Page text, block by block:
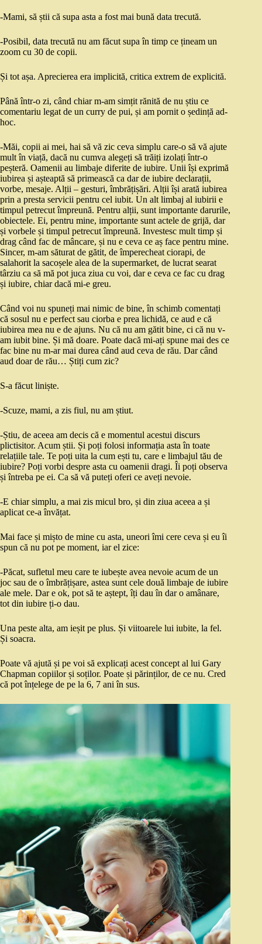
-Mami, să știi că supa asta a fost mai bună data trecută.
-Posibil, data trecută nu am făcut supa în timp ce țineam un
zoom cu 30 de copii.
Și tot așa. Aprecierea era implicită, critica extrem de explicită.
Până într-o zi, când chiar m-am simțit rănită de nu știu ce
comentariu legat de un curry de pui, și am pornit o ședință ad-
hoc.
-Măi, copii ai mei, hai să vă zic ceva simplu care-o să vă ajute
mult în viață, dacă nu cumva alegeți să trăiți izolați într-o
peșteră. Oamenii au limbaje diferite de iubire. Unii își exprimă
iubirea și așteaptă să primească ca dar de iubire declarații,
vorbe, mesaje. Alții – gesturi, îmbrățișări. Alții își arată iubirea
prin a presta servicii pentru cel iubit. Un alt limbaj al iubirii e
timpul petrecut împreună. Pentru alții, sunt importante darurile,
obiectele. Ei, pentru mine, importante sunt actele de grijă, dar
și vorbele și timpul petrecut împreună. Investesc mult timp și
drag când fac de mâncare, și nu e ceva ce aș face pentru mine.
Sincer, m-am săturat de gătit, de împerecheat ciorapi, de
salahorit la sacoșele alea de la supermarket, de lucrat searat
târziu ca să mă pot juca ziua cu voi, dar e ceva ce fac cu drag
și iubire, chiar dacă mi-e greu.
Când voi nu spuneți mai nimic de bine, în schimb comentați
că sosul nu e perfect sau ciorba e prea lichidă, ce aud e că
iubirea mea nu e de ajuns. Nu că nu am gătit bine, ci că nu v-
am iubit bine. Și mă doare. Poate dacă mi-ați spune mai des ce
fac bine nu m-ar mai durea când aud ceva de rău. Dar când
aud doar de rău… Știți cum zic?
S-a făcut liniște.
-Scuze, mami, a zis fiul, nu am știut.
-Știu, de aceea am decis că e momentul acestui discurs
plictisitor. Acum știi. Și poți folosi informația asta în toate
relațiile tale. Te poți uita la cum ești tu, care e limbajul tău de
iubire? Poți vorbi despre asta cu oamenii dragi. Îi poți observa
și întreba pe ei. Ca să vă puteți oferi ce aveți nevoie.
-E chiar simplu, a mai zis micul bro, și din ziua aceea a și
aplicat ce-a învățat.
Mai face și mișto de mine cu asta, uneori îmi cere ceva și eu îi
spun că nu pot pe moment, iar el zice:
-Păcat, sufletul meu care te iubește avea nevoie acum de un
joc sau de o îmbrățișare, astea sunt cele două limbaje de iubire
ale mele. Dar e ok, pot să te aștept, îți dau în dar o amânare,
tot din iubire ți-o dau.
Una peste alta, am ieșit pe plus. Și viitoarele lui iubite, la fel.
Și soacra.
Poate vă ajută și pe voi să explicați acest concept al lui Gary
Chapman copiilor și soților. Poate și părinților, de ce nu. Cred
că pot înțelege de pe la 6, 7 ani în sus.